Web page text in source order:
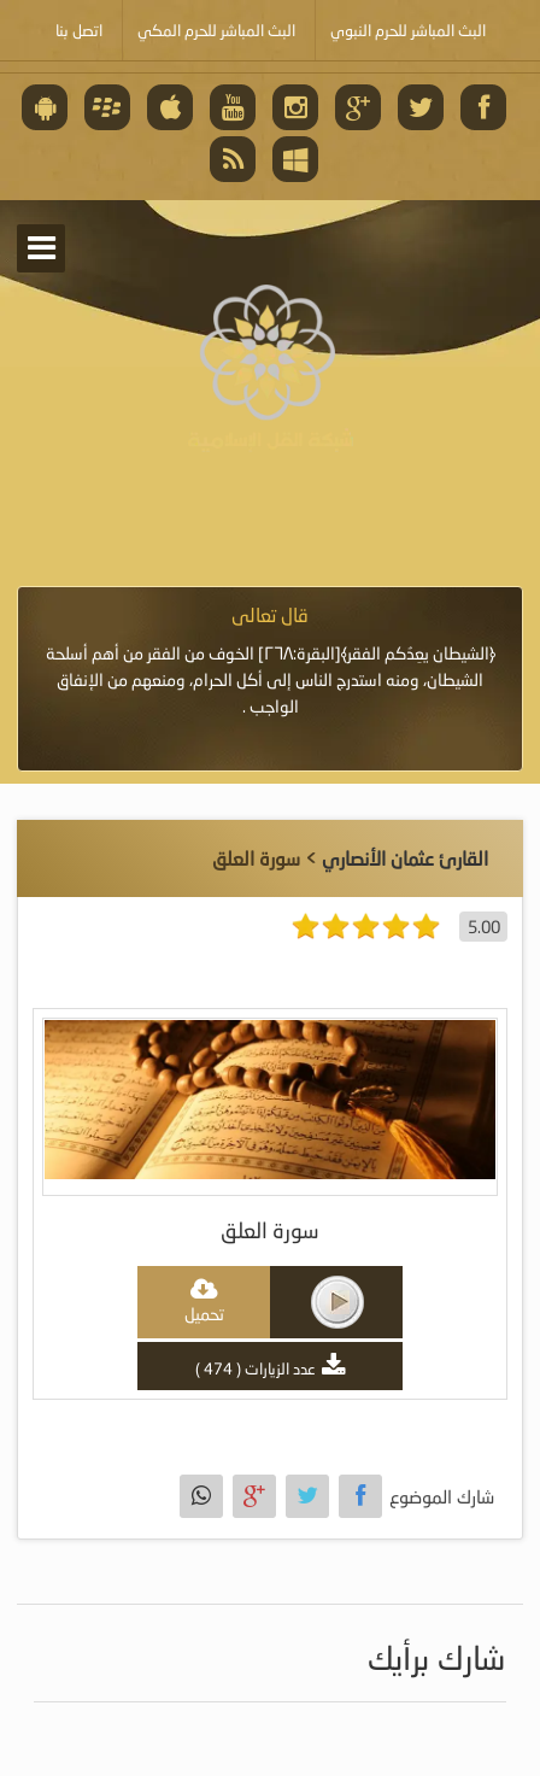
البث المباشر للحرم النبوي البث المباشر للحرم المكي اتصل بنا
قال تعالى
﴿الشيطان يعِدُكم الفقر﴾[البقرة:٢٦٨] الخوف من الفقر من أهم أسلحة
الشيطان، ومنه استدرج الناس إلى أكل الحرام، ومنعهم من الإنفاق
الواجب .
القارئ عثمان الأنصاري > سورة العلق
5.00
سورة العلق
تحميل
عدد الزيارات ( 474 )
شارك الموضوع
شارك برأيك